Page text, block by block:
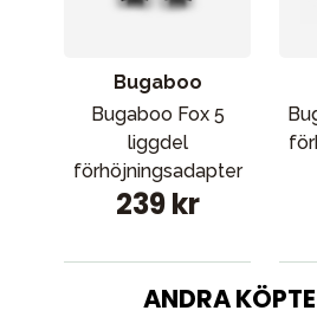
Bugaboo
Bugaboo Fox 5
liggdel
förhöjningsadapter
239 kr
ANDRA